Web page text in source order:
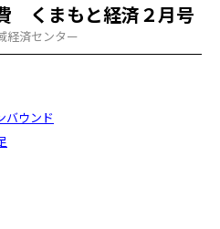
くまもと経済２月号
経済センター
バウンド